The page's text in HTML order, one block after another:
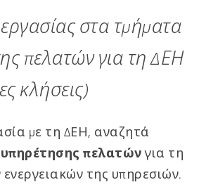
στα τμήματα
πελατών για τη ΔΕΗ
κλήσεις)
με τη ΔΕΗ, αναζητά
πελατώνγια τη
της υπηρεσιών.